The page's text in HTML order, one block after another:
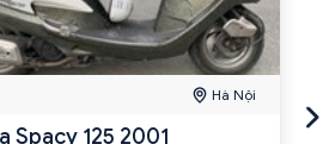
Hà Nội
Spacy 125 2001